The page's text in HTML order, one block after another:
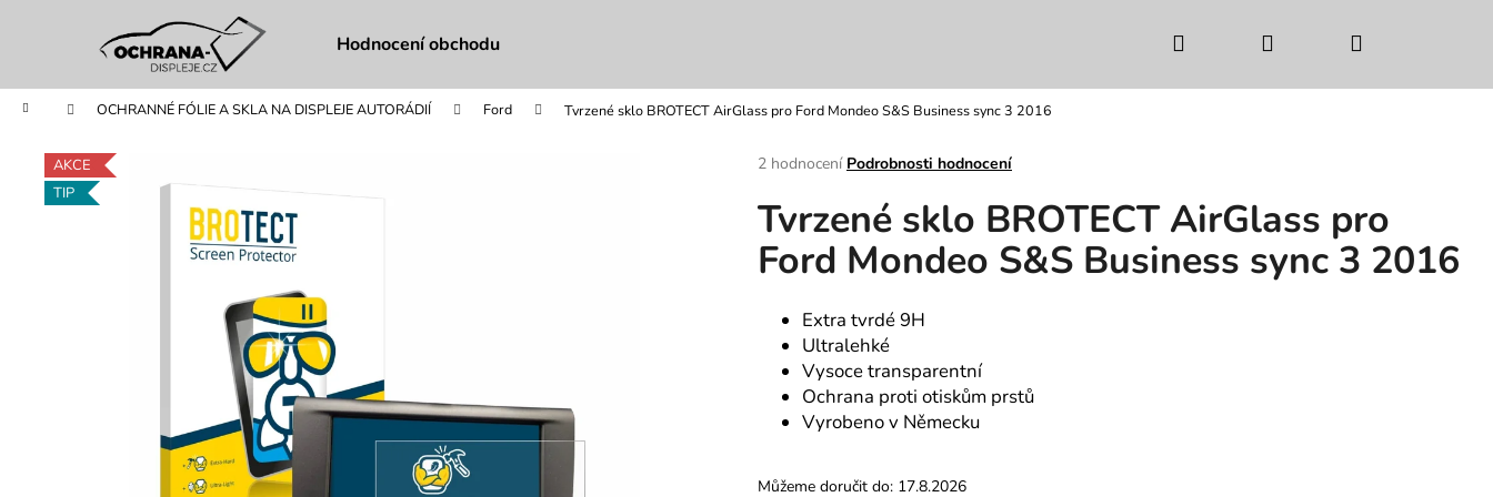
Hodnocení obchodu Přihlášení
Domů OCHRANNÉ FÓLIE A SKLA NA DISPLEJE AUTORÁDIÍ Ford Tvrzené sklo BROTECT AirGlass pro Ford Mondeo S&S Business sync 3 2016
Průměrné
produktu
je
5,0
z
hvězdiček.
2 hodnocení Podrobnosti hodnocení
Tvrzené sklo BROTECT AirGlass pro
Ford Mondeo S&S Business sync 3 2016
Extra tvrdé 9H
Ultralehké
Vysoce transparentní
Ochrana proti otiskům prstů
Vyrobeno v Německu
Můžeme doručit do: 17.8.2026
AKCE
TIP
í
Zpět
do
obchodu
Zpět
do
obchodu
Co potřebujete najít?
HLEDAT